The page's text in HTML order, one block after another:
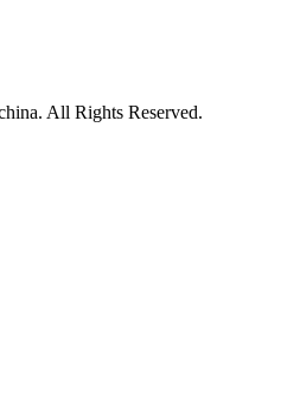
All Rights Reserved.